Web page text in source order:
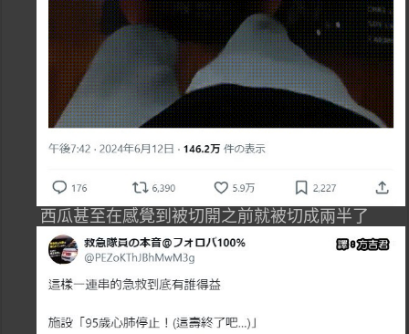
西瓜甚至在感覺到被切開之前就被切成兩半了